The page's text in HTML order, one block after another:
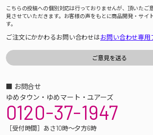
こちらの投稿への個別対応は行っておりませんが、頂いたご
見させていただきます。お客様の声をもとに商品開発・サイ
す。
ご注文にかかわるお問い合わせはお問い合わせ専用
■ お問合せ
ゆめタウン・ゆめマート・ユアーズ
0120-37-1947
［受付時間］あさ10時～夕方6時